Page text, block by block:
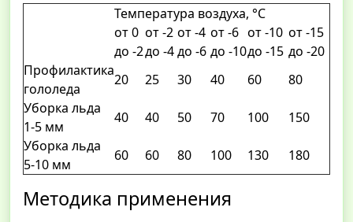
Температура воздуха, °С
от 0
до -2
от -2
до -4
от -4
до -6
от -6
до -10
от -10
до -15
от -15
до -20
Профилактика
гололеда
20 25 30 40 60
80
Уборка льда
1-5 мм
40 40 50 70 100
150
Уборка льда
5-10 мм
60 60 80 100 130 180
Методика применения